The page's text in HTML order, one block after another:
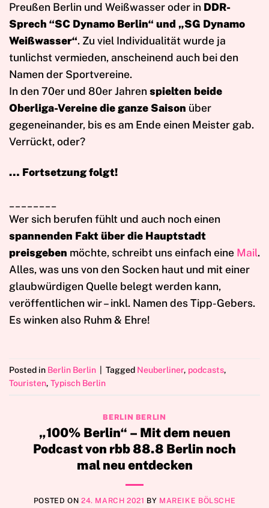
Preußen Berlin und Weißwasser oder in DDR-
Sprech “SC Dynamo Berlin“ und „SG Dynamo
Weißwasser“. Zu viel Individualität wurde ja
tunlichst vermieden, anscheinend auch bei den
Namen der Sportvereine.
In den 70er und 80er Jahrenspielten beide
Oberliga-Vereine die ganze Saison über
gegeneinander, bis es am Ende einen Meister gab.
Verrückt, oder?
… Fortsetzung folgt!
Wer sich berufen fühlt und auch noch einen
spannenden Fakt über die Hauptstadt
preisgeben möchte, schreibt uns einfach eine Mail.
Alles, was uns von den Socken haut und mit einer
glaubwürdigen Quelle belegt werden kann,
veröffentlichen wir – inkl. Namen des Tipp-Gebers.
Es winken also Ruhm & Ehre!
Posted in Berlin Berlin Tagged Neuberliner, podcasts,
Touristen, Typisch Berlin
BERLIN BERLIN
„100% Berlin“ – Mit dem neuen
Podcast von rbb 88.8 Berlin noch
mal neu entdecken
POSTED ON 24. MARCH 2021 BY MAREIKE BÖLSCHE